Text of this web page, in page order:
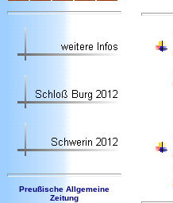
Preußische Allgemeine
Zeitung